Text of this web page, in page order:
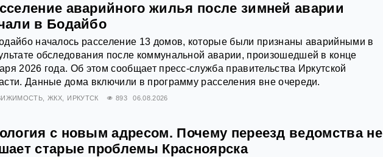
аварийного жилья после зимней аварии
в Бодайбо
началось расселение 13 домов, которые были признаны аварийными в
обследования после коммунальной аварии, произошедшей в конце
2026 года. Об этом сообщает пресс‑служба правительства Иркутской
Данные дома включили в программу расселения вне очереди.
ЖКХ ИРКУТСК 893 06.08.2026
с новым адресом. Почему переезд ведомства не
старые проблемы Красноярска